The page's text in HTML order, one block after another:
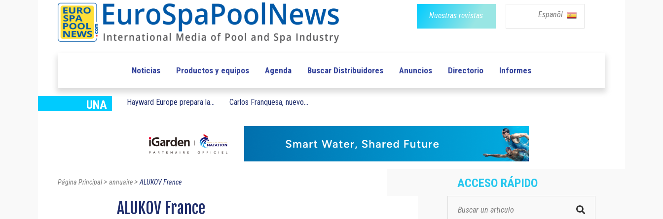
Nuestras revistas Espanõl
Noticias Productos y equipos Agenda Buscar Distribuidores Anuncios Directorio Informes
UNA Hayward Europe prepara la... Carlos Franquesa, nuevo...
Página Principal> annuaire>ALUKOV France
ALUKOV France
ACCESO RÁPIDO